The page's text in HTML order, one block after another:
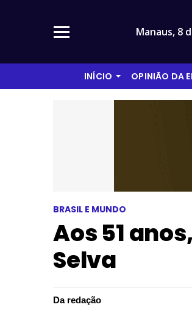
Manaus, 8
INÍCIO OPINIÃO DA
BRASIL E MUNDO
Aos 51
Selva
Da redação